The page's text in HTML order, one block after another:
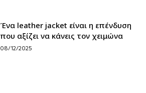
Ένα leather jacket είναι η επένδυση
που αξίζει να κάνεις τον χειμώνα
08/12/2025